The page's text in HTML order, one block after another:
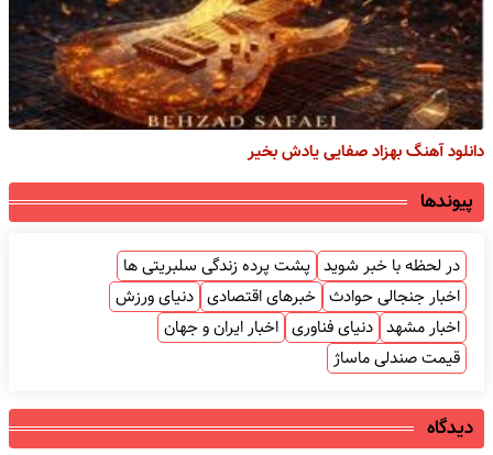
دانلود آهنگ بهزاد صفایی یادش بخیر
پیوندها
در لحظه با خبر شوید پشت پرده زندگی سلبریتی ها
اخبار جنجالی حوادث خبرهای اقتصادی دنیای ورزش
اخبار مشهد دنیای فناوری اخبار ایران و جهان
قیمت صندلی ماساژ
دیدگاه